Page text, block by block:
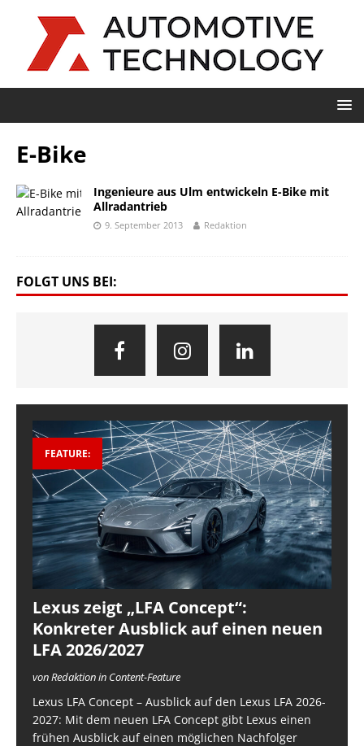
E-Bike
Ingenieure aus Ulm entwickeln E-Bike mit
Allradantrieb
9. September 2013 Redaktion
FOLGT UNS BEI:
FEATURE:
Lexus zeigt „LFA Concept“:
Konkreter Ausblick auf einen neuen
LFA 2026/2027
von Redaktion in Content-Feature
Lexus LFA Concept – Ausblick auf den Lexus LFA 2026-
2027: Mit dem neuen LFA Concept gibt Lexus einen
frühen Ausblick auf einen möglichen Nachfolger